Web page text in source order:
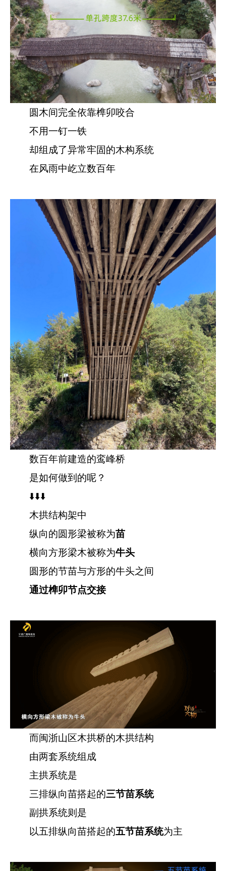
圆木间完全依靠榫卯咬合
不用一钉一铁
却组成了异常牢固的木构系统
在风雨中屹立数百年
数百年前建造的鸾峰桥
是如何做到的呢？
⬇️⬇️⬇️
木拱结构架中
纵向的圆形梁被称为苗
横向方形梁木被称为牛头
圆形的节苗与方形的牛头之间
通过榫卯节点交接
而闽浙山区木拱桥的木拱结构
由两套系统组成
主拱系统是
三排纵向苗搭起的三节苗系统
副拱系统则是
以五排纵向苗搭起的五节苗系统为主